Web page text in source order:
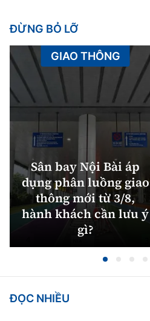
ĐỪNG BỎ LỠ
Sân bay Nội Bài áp
dụng phân luồng giao
thông mới từ 3/8,
hành khách cần lưu ý
gì?
GIAO THÔNG
ĐỌC NHIỀU